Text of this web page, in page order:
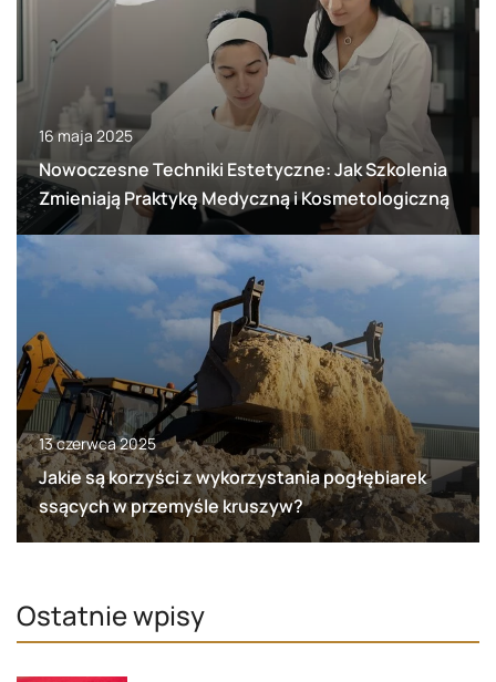
16 maja 2025
Nowoczesne Techniki Estetyczne: Jak Szkolenia
Zmieniają Praktykę Medyczną i Kosmetologiczną
13 czerwca 2025
Jakie są korzyści z wykorzystania pogłębiarek
ssących w przemyśle kruszyw?
Ostatnie wpisy